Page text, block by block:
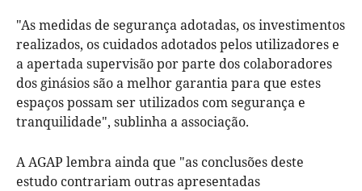
"As medidas de segurança adotadas, os investimentos
realizados, os cuidados adotados pelos utilizadores e
a apertada supervisão por parte dos colaboradores
dos ginásios são a melhor garantia para que estes
espaços possam ser utilizados com segurança e
tranquilidade", sublinha a associação.
A AGAP lembra ainda que "as conclusões deste
estudo contrariam outras apresentadas